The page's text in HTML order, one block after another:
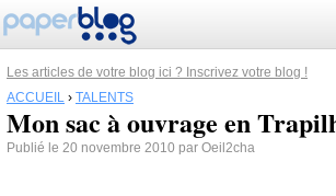
Les articles de votre blog ici ? Inscrivez votre blog !
ACCUEIL › TALENTS
Mon sac à ouvrage en
Publié le 20 novembre 2010 par Oeil2cha